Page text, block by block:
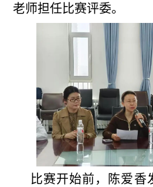
老师担任比赛评委。
比赛开始前，陈爱香